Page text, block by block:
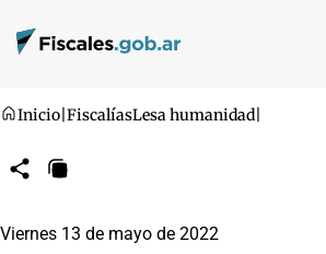
Inicio FiscalíasLesa humanidad
CompartirCopiar
Viernes 13 de mayo de 2022